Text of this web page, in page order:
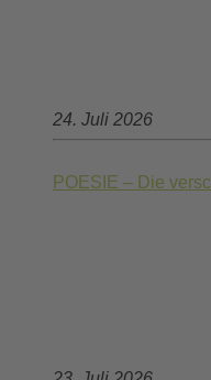
24. Juli 2026
POESIE – Die